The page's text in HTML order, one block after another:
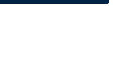
に「酸辣湯麺」が初